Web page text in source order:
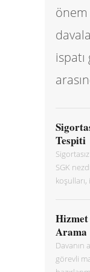
önem
Tespiti
SGK
koşulları,
Hizmet
Arama
Davanın
görevli